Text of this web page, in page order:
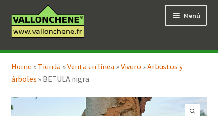
a
la
al
contenido
Menú
Tienda en línea
Home » Tienda »Venta en linea »Vivero »Arbustos y
árboles » BETULA nigra